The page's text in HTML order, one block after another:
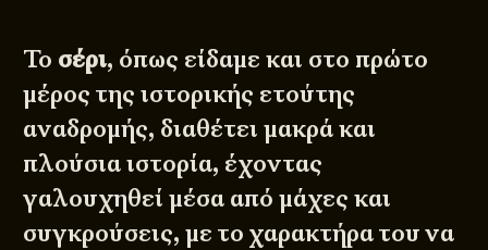
Το σέρι, όπως είδαμε και στο πρώτο
μέρος της ιστορικής ετούτης
αναδρομής, διαθέτει μακρά και
πλούσια ιστορία, έχοντας
γαλουχηθεί μέσα από μάχες και
συγκρούσεις, με το χαρακτήρα του να